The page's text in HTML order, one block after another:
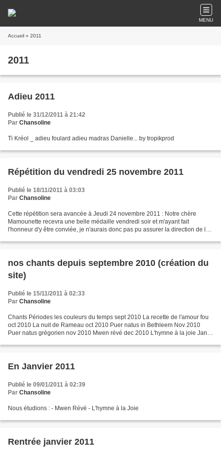
MENU
Accueil » 2011
2011
Adieu 2011
Publié le 31/12/2011 à 21:42
Par Chansoline
Ti Kréol _ adieu foulard adieu madras Danielle... by tropikprod
Répétition du vendredi 25 novembre 2011
Publié le 18/11/2011 à 03:03
Par Chansoline
Cette répétition sera avancée à Jeudi 24 novembre 2011 : Notre chère
Mamounette recevra une belle médaille vendredi soir et m'ayant fait
l'honneur d'y être conviée, je n'aurais donc pas pu assurer la direction de la
nos chants depuis septembre 2010 (création du
site)
Publié le 15/11/2011 à 02:33
Par Chansoline
Chants Périodes les couleurs du temps sept 2010 La recette de l'amour fou
oct 2010 La nuit de Rameau oct 2010 Puer natus in Bethleem Nov 2010
Puer natus grégorien nov 2010 Mwen révé dec 2010 L'hymne à la joie Jan
En Janvier 2011
Publié le 09/01/2011 à 02:39
Par Chansoline
Nous étudions : - Mwen Révé - L'hymne à la Joie
Rentrée janvier 2011